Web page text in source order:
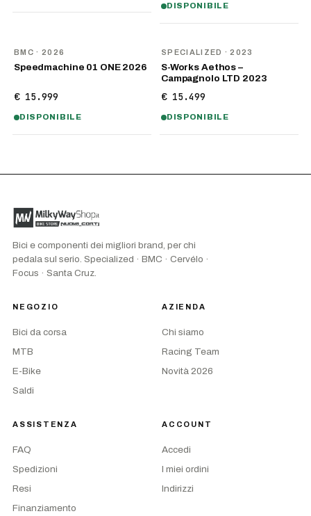
DISPONIBILE
BMC · 2026
Speedmachine 01 ONE 2026
€ 15.999
DISPONIBILE
SPECIALIZED · 2023
S-Works Aethos –
Campagnolo LTD 2023
€ 15.499
DISPONIBILE
Bici e componenti dei migliori brand, per chi
pedala sul serio. Specialized · BMC · Cervélo ·
Focus · Santa Cruz.
NEGOZIO
Bici da corsa
MTB
E-Bike
Saldi
AZIENDA
Chi siamo
Racing Team
Novità 2026
ASSISTENZA
FAQ
Spedizioni
Resi
Finanziamento
ACCOUNT
Accedi
I miei ordini
Indirizzi